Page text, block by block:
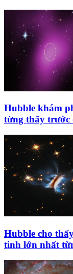
Hubble khám
từng thấy trước
Hubble cho
tinh lớn nhất